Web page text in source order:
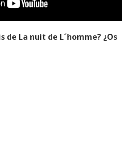
de La nuit de L´homme? ¿Os